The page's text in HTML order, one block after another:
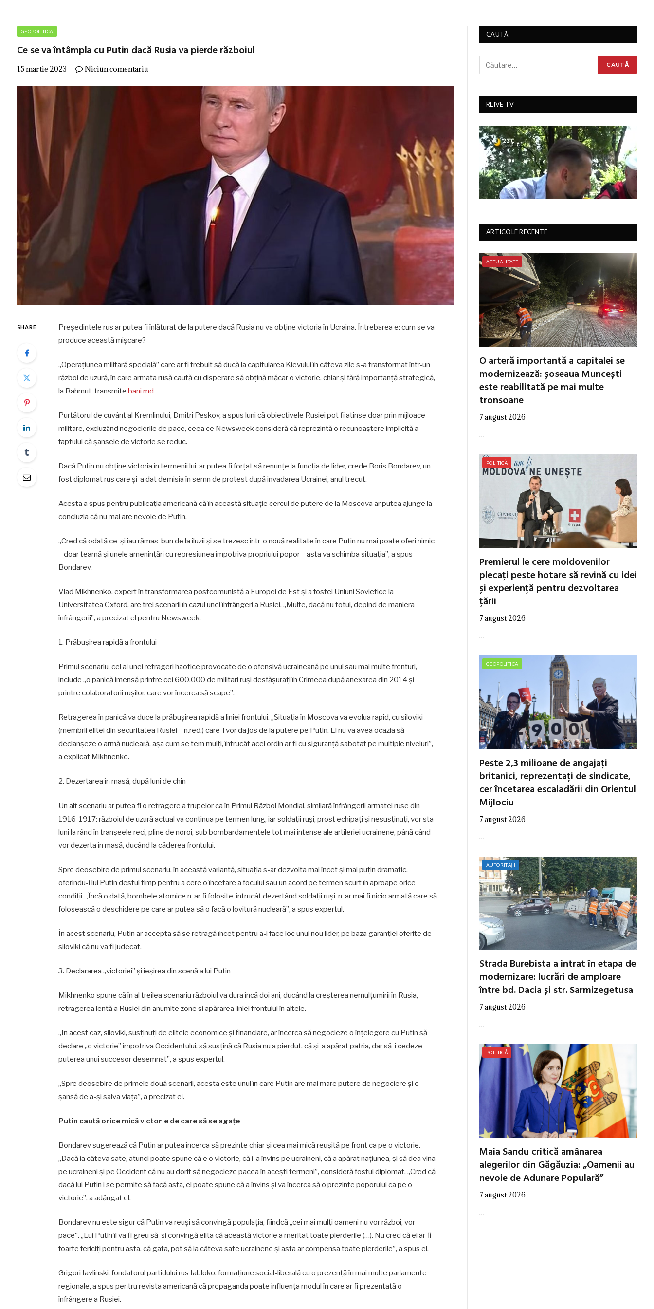
GEOPOLITICA
Ce se va întâmpla cu Putin dacă Rusia va pierde războiul
15 martie 2023 Niciun comentariu
SHARE
Președintele rus ar putea fi înlăturat de la putere dacă Rusia nu va obține victoria în Ucraina. Întrebarea e: cum se va
produce această mișcare?
„Operațiunea militară specială” care ar fi trebuit să ducă la capitularea Kievului în câteva zile s-a transformat într-un
război de uzură, în care armata rusă caută cu disperare să obțină măcar o victorie, chiar și fără importanță strategică,
la Bahmut, transmite bani.md.
Purtătorul de cuvânt al Kremlinului, Dmitri Peskov, a spus luni că obiectivele Rusiei pot fi atinse doar prin mijloace
militare, excluzând negocierile de pace, ceea ce Newsweek consideră că reprezintă o recunoaștere implicită a
faptului că șansele de victorie se reduc.
Dacă Putin nu obține victoria în termenii lui, ar putea fi forțat să renunțe la funcția de lider, crede Boris Bondarev, un
fost diplomat rus care și-a dat demisia în semn de protest după invadarea Ucrainei, anul trecut.
Acesta a spus pentru publicația americană că în această situație cercul de putere de la Moscova ar putea ajunge la
concluzia că nu mai are nevoie de Putin.
„Cred că odată ce-și iau rămas-bun de la iluzii și se trezesc într-o nouă realitate în care Putin nu mai poate oferi nimic
– doar teamă și unele amenințări cu represiunea împotriva propriului popor – asta va schimba situația”, a spus
Bondarev.
Vlad Mikhnenko, expert în transformarea postcomunistă a Europei de Est și a fostei Uniuni Sovietice la
Universitatea Oxford, are trei scenarii în cazul unei înfrângeri a Rusiei. „Multe, dacă nu totul, depind de maniera
înfrângerii”, a precizat el pentru Newsweek.
1. Prăbușirea rapidă a frontului
Primul scenariu, cel al unei retrageri haotice provocate de o ofensivă ucraineană pe unul sau mai multe fronturi,
include „o panică imensă printre cei 600.000 de militari ruși desfășurați în Crimeea după anexarea din 2014 și
printre colaboratorii rușilor, care vor încerca să scape”.
Retragerea în panică va duce la prăbușirea rapidă a liniei frontului. „Situația în Moscova va evolua rapid, cu siloviki
(membrii elitei din securitatea Rusiei – n.red.) care-l vor da jos de la putere pe Putin. El nu va avea ocazia să
declanșeze o armă nucleară, așa cum se tem mulți, întrucât acel ordin ar fi cu siguranță sabotat pe multiple niveluri”,
a explicat Mikhnenko.
2. Dezertarea în masă, după luni de chin
Un alt scenariu ar putea fi o retragere a trupelor ca în Primul Război Mondial, similară înfrângerii armatei ruse din
1916-1917: războiul de uzură actual va continua pe termen lung, iar soldații ruși, prost echipați și nesusținuți, vor sta
luni la rând în tranșeele reci, pline de noroi, sub bombardamentele tot mai intense ale artileriei ucrainene, până când
vor dezerta în masă, ducând la căderea frontului.
Spre deosebire de primul scenariu, în această variantă, situația s-ar dezvolta mai încet și mai puțin dramatic,
oferindu-i lui Putin destul timp pentru a cere o încetare a focului sau un acord pe termen scurt în aproape orice
condiții. „Încă o dată, bombele atomice n-ar fi folosite, întrucât dezertând soldații ruși, n-ar mai fi nicio armată care să
folosească o deschidere pe care ar putea să o facă o lovitură nucleară”, a spus expertul.
În acest scenariu, Putin ar accepta să se retragă încet pentru a-i face loc unui nou lider, pe baza garanției oferite de
siloviki că nu va fi judecat.
3. Declararea „victoriei” și ieșirea din scenă a lui Putin
Mikhnenko spune că în al treilea scenariu războiul va dura încă doi ani, ducând la creșterea nemulțumirii în Rusia,
retragerea lentă a Rusiei din anumite zone și apărarea liniei frontului în altele.
„În acest caz, siloviki, susținuți de elitele economice și financiare, ar încerca să negocieze o înțelegere cu Putin să
declare „o victorie” împotriva Occidentului, să susțină că Rusia nu a pierdut, că și-a apărat patria, dar să-i cedeze
puterea unui succesor desemnat”, a spus expertul.
„Spre deosebire de primele două scenarii, acesta este unul în care Putin are mai mare putere de negociere și o
șansă de a-și salva viața”, a precizat el.
Putin caută orice mică victorie de care să se agațe
Bondarev sugerează că Putin ar putea încerca să prezinte chiar și cea mai mică reușită pe front ca pe o victorie.
„Dacă ia câteva sate, atunci poate spune că e o victorie, că i-a învins pe ucraineni, că a apărat națiunea, și să dea vina
pe ucraineni și pe Occident că nu au dorit să negocieze pacea în acești termeni”, consideră fostul diplomat. „Cred că
dacă lui Putin i se permite să facă asta, el poate spune că a învins și va încerca să o prezinte poporului ca pe o
victorie”, a adăugat el.
Bondarev nu este sigur că Putin va reuși să convingă populația, fiindcă „cei mai mulți oameni nu vor război, vor
pace”. „Lui Putin îi va fi greu să-și convingă elita că această victorie a meritat toate pierderile (…). Nu cred că ei ar fi
foarte fericiți pentru asta, că gata, pot să ia câteva sate ucrainene și asta ar compensa toate pierderile”, a spus el.
Grigori Iavlinski, fondatorul partidului rus Iabloko, formațiune social-liberală cu o prezență în mai multe parlamente
regionale, a spus pentru revista americană că propaganda poate influența modul în care ar fi prezentată o
înfrângere a Rusiei.
CAUTĂ
RLIVE TV
ARTICOLE RECENTE
ACTUALITATE
O arteră importantă a capitalei se
modernizează: șoseaua Muncești
este reabilitată pe mai multe
tronsoane
7 august 2026
…
POLITICĂ
Premierul le cere moldovenilor
plecați peste hotare să revină cu idei
și experiență pentru dezvoltarea
țării
7 august 2026
…
GEOPOLITICA
Peste 2,3 milioane de angajați
britanici, reprezentați de sindicate,
cer încetarea escaladării din Orientul
Mijlociu
7 august 2026
…
AUTORITĂȚI
Strada Burebista a intrat în etapa de
modernizare: lucrări de amploare
între bd. Dacia și str. Sarmizegetusa
7 august 2026
…
POLITICĂ
Maia Sandu critică amânarea
alegerilor din Găgăuzia: „Oamenii au
nevoie de Adunare Populară”
7 august 2026
…